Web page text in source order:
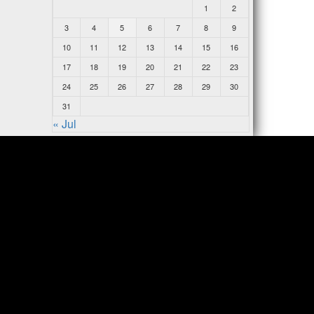
1
2
3
4 5 6 7 8
9
10
11 12 13 14 15
16
17
18 19 20 21 22
23
24
25 26 27 28 29
30
31
« Jul